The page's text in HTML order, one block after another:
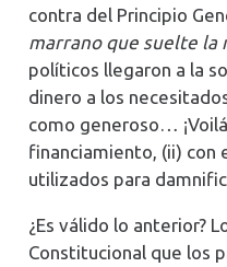
contra del Principio
marrano que suelte la
políticos llegaron a la
dinero a los
como generoso…
financiamiento, (ii) con
utilizados para
¿Es válido lo anterior?
Constitucional que los